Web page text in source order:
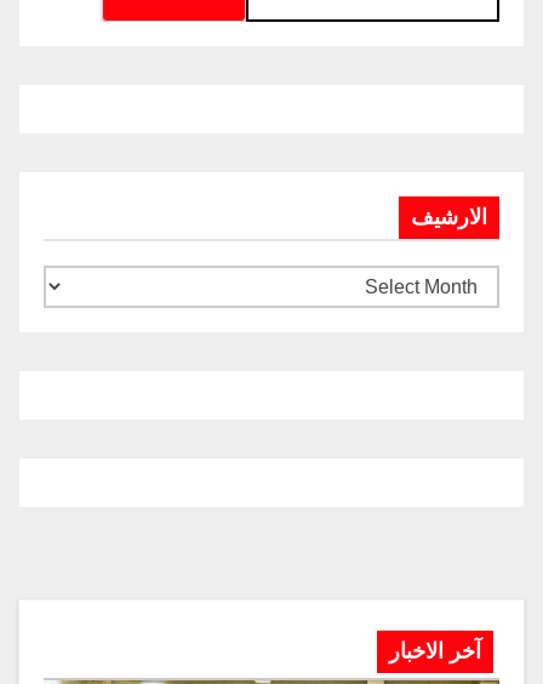
الارشيف
آخر الاخبار